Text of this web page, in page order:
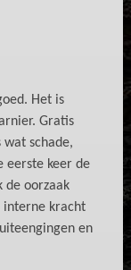
Het is
Gratis
wat schade,
eerste keer de
de oorzaak
interne kracht
en